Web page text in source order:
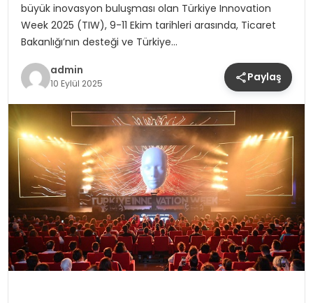
büyük inovasyon buluşması olan Türkiye Innovation
Week 2025 (TIW), 9-11 Ekim tarihleri arasında, Ticaret
Bakanlığı’nın desteği ve Türkiye…
admin
10 Eylül 2025 Paylaş